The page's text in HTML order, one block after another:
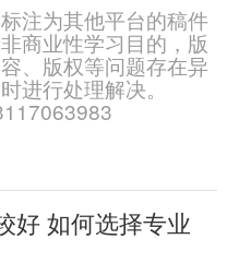
注为其他平台的稿件
商业性学习目的，版
、版权等问题存在异
进行处理解决。
好 如何选择专业